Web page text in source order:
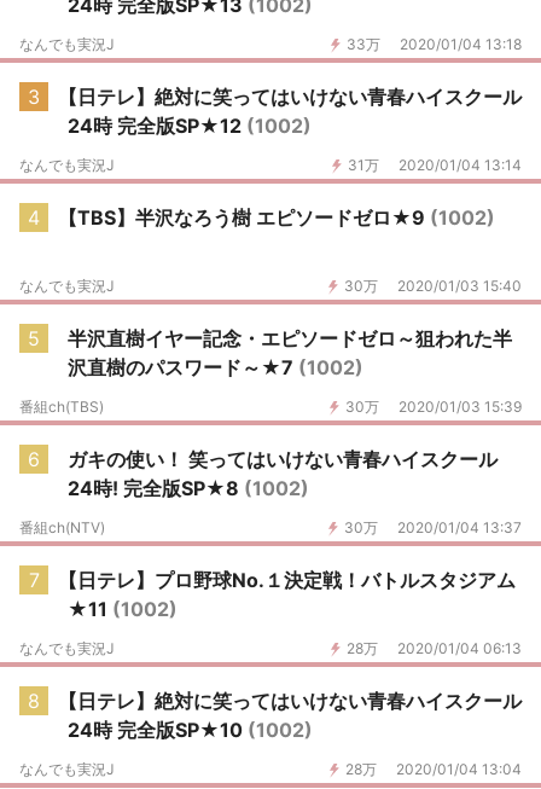
24時 完全版SP★13 (1002)
33万 2020/01/04 13:18
なんでも実況J
3
【日テレ】絶対に笑ってはいけない青春ハイスクール
24時 完全版SP★12 (1002)
31万 2020/01/04 13:14
なんでも実況J
4 【TBS】半沢なろう樹 エピソードゼロ★9 (1002)
30万 2020/01/03 15:40
なんでも実況J
5
半沢直樹イヤー記念・エピソードゼロ～狙われた半
沢直樹のパスワード～★7 (1002)
30万 2020/01/03 15:39
番組ch(TBS)
6
ガキの使い！ 笑ってはいけない青春ハイスクール
24時! 完全版SP★8 (1002)
30万 2020/01/04 13:37
番組ch(NTV)
7
【日テレ】プロ野球No.１決定戦！バトルスタジアム
★11 (1002)
28万 2020/01/04 06:13
なんでも実況J
8
【日テレ】絶対に笑ってはいけない青春ハイスクール
24時 完全版SP★10 (1002)
28万 2020/01/04 13:04
なんでも実況J